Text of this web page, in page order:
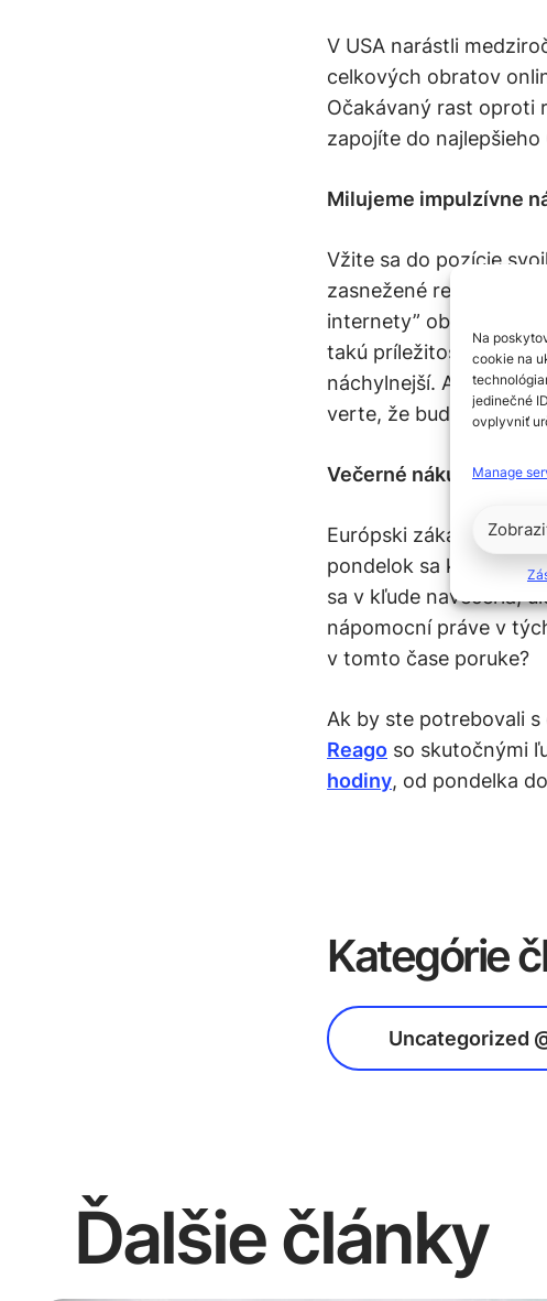
Na
cookie na
jedinečné
ovplyvniť
Manage
V USA narástli
celkových obratov
Očakávaný rast oproti
zapojíte do
Milujeme impulzívne
Vžite sa do pozície
zasnežené reklamy,
internety” obsypané
takú príležitosť už do
náchylnejší. Ak im
verte, že budú
Večerné nákupy z
Európski zákazníci
pondelok sa k
sa v kľude navečeria,
nápomocní práve v
v tomto čase poruke?
Ak by ste potrebovali
Reago so skutočnými
hodiny, od pondelka
Kategórie
Uncategorized
Ďalšie články